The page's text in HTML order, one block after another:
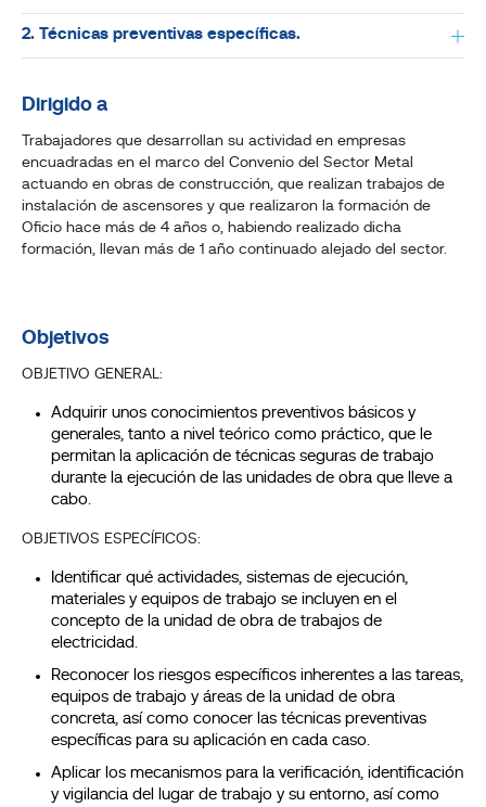
2. Técnicas preventivas específicas.
Dirigido a
Trabajadores que desarrollan su actividad en empresas
encuadradas en el marco del Convenio del Sector Metal
actuando en obras de construcción, que realizan trabajos de
instalación de ascensores y que realizaron la formación de
Oficio hace más de 4 años o, habiendo realizado dicha
formación, llevan más de 1 año continuado alejado del sector.
Objetivos
OBJETIVO GENERAL:
Adquirir unos conocimientos preventivos básicos y
generales, tanto a nivel teórico como práctico, que le
permitan la aplicación de técnicas seguras de trabajo
durante la ejecución de las unidades de obra que lleve a
cabo.
OBJETIVOS ESPECÍFICOS:
Identificar qué actividades, sistemas de ejecución,
materiales y equipos de trabajo se incluyen en el
concepto de la unidad de obra de trabajos de
electricidad.
Reconocer los riesgos específicos inherentes a las tareas,
equipos de trabajo y áreas de la unidad de obra
concreta, así como conocer las técnicas preventivas
específicas para su aplicación en cada caso.
Aplicar los mecanismos para la verificación, identificación
y vigilancia del lugar de trabajo y su entorno, así como